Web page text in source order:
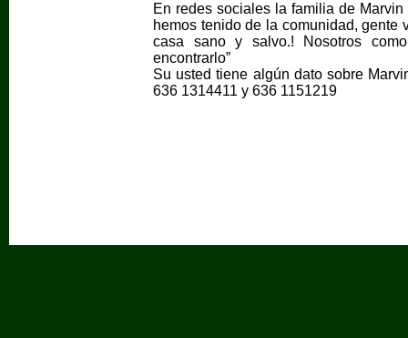
En redes sociales la familia de
hemos tenido de la comunidad, gente
casa sano y salvo.! Nosotros
encontrarlo”
Su usted tiene algún dato sobre
636 1314411 y 636 1151219